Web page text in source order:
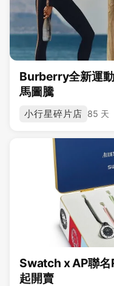
Burberry全新運
馬圖騰
小行星碎片店 85 天
Swatch x AP聯
起開賣